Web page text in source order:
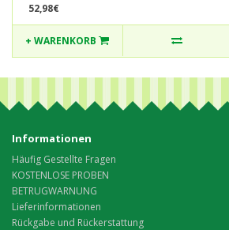
52,98€
+ WARENKORB
Informationen
Häufig Gestellte Fragen
KOSTENLOSE PROBEN
BETRUGWARNUNG
Lieferinformationen
Rückgabe und Rückerstattung